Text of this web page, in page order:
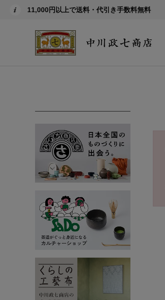
11,000円以上で送料・代引き手数料無料